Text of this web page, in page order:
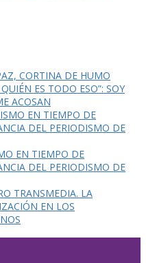
CORTINA DE HUMO
ES TODO ESO”: SOY
ACOSAN
EN TIEMPO DE
DEL PERIODISMO DE
EN TIEMPO DE
DEL PERIODISMO DE
TRANSMEDIA. LA
EN LOS